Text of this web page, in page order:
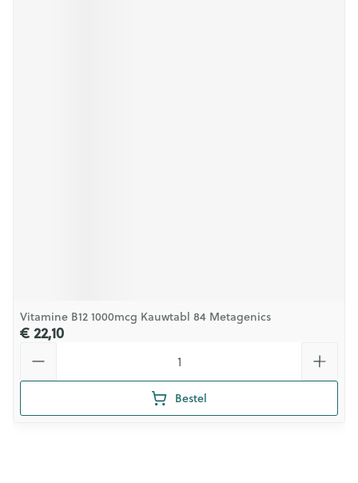
Vitamine B12 1000mcg Kauwtabl 84 Metagenics
€ 22,10
Bestel